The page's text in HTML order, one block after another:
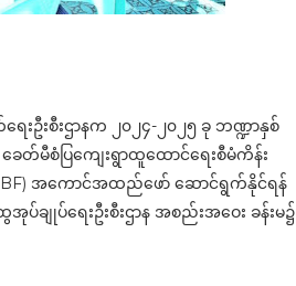
ဦးစီးဌာနက ၂၀၂၄-၂၀၂၅ ခု ဘဏ္ဍာနှစ်
ခေတ်မီစံပြကျေးရွာထူထောင်ရေးစီမံကိန်း
(RBF) အကောင်အထည်ဖော် ဆောင်ရွက်နိုင်ရန်
ျုပ်ရေးဦးစီးဌာန အစည်းအဝေး ခန်းမ၌